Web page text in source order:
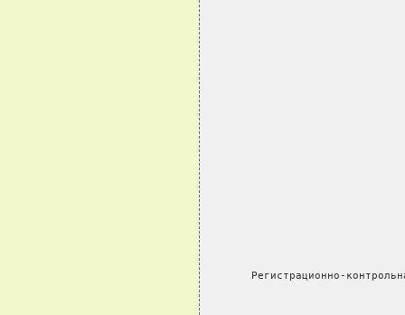
Регистрационно-